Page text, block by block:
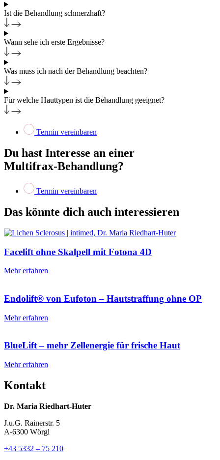
Ist die Behandlung schmerzhaft?
Wann sehe ich erste Ergebnisse?
Was muss ich nach der Behandlung beachten?
Für welche Hauttypen ist die Behandlung geeignet?
Termin vereinbaren
Du hast Interesse an einer
Multifrax-Behandlung?
Termin vereinbaren
Das könnte dich auch interessieren
Facelift ohne Skalpell mit Fotona 4D
Mehr erfahren
Endolift® von Eufoton – Hautstraffung ohne OP
Mehr erfahren
BlueLift – mehr Zellenergie für frische Haut
Mehr erfahren
Kontakt
Dr. Maria Riedhart-Huter
J.u.G. Rainerstr. 5
A-6300 Wörgl
+43 5332 – 75 210